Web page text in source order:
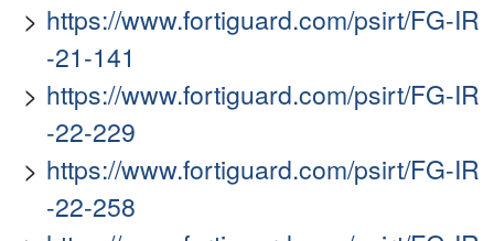
https://www.fortiguard.com/psirt/FG-IR
-21-141
https://www.fortiguard.com/psirt/FG-IR
-22-229
https://www.fortiguard.com/psirt/FG-IR
-22-258